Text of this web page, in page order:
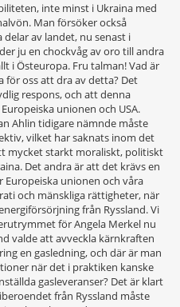
inte minst i Ukraina med
Man försöker också
av landet, nu senast i
ju en chockvåg av oro till andra
i Östeuropa. Fru talman! Vad är
för oss att dra av detta? Det
respons, och att denna
unionen och USA.
Ahlin tidigare nämnde måste
vilket har saknats inom det
mycket starkt moraliskt, politiskt
Det andra är att det krävs en
unionen och våra
och mänskliga rättigheter, när
från Ryssland. Vi
för Angela Merkel nu
valde att avveckla kärnkraften
en gasledning, och där är man
när det i praktiken kanske
gasleveranser? Det är klart
från Ryssland måste